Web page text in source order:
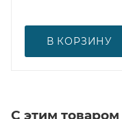
В КОРЗИНУ
С этим